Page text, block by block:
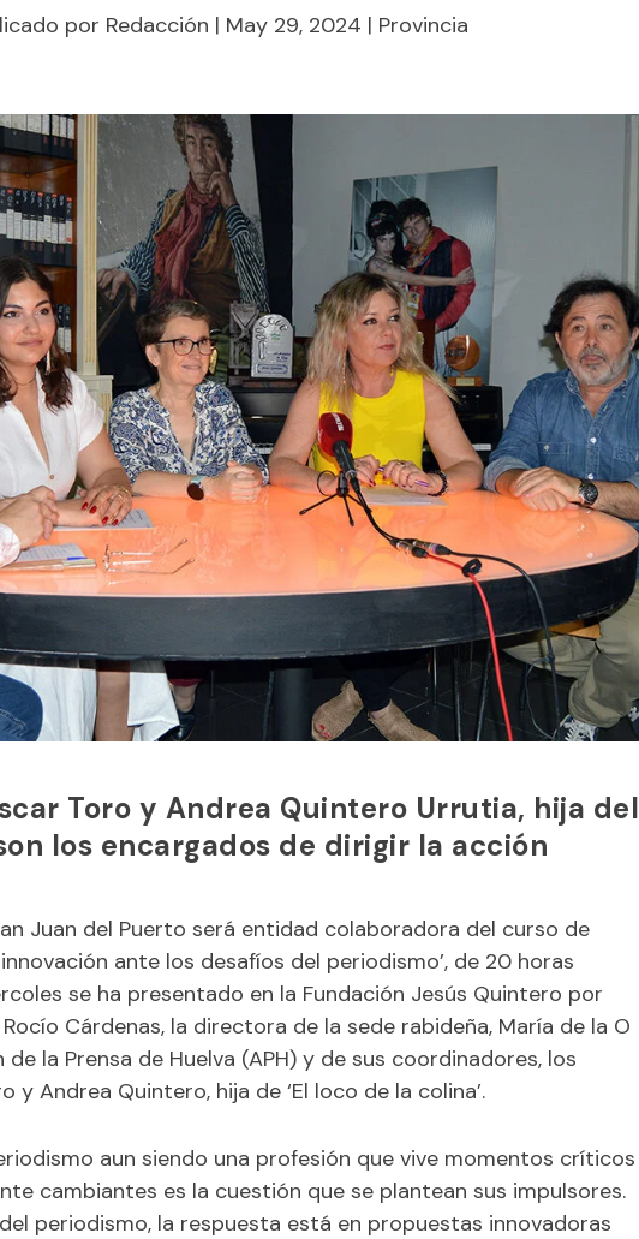
por Redacción | May 29, 2024 | Provincia
Toro y Andrea Quintero Urrutia, hija del
los encargados de dirigir la acción
Juan del Puerto será entidad colaboradora del curso de
innovación ante los desafíos del periodismo’, de 20 horas
se ha presentado en la Fundación Jesús Quintero por
Cárdenas, la directora de la sede rabideña, María de la O
la Prensa de Huelva (APH) y de sus coordinadores, los
y Andrea Quintero, hija de ‘El loco de la colina’.
aun siendo una profesión que vive momentos críticos
cambiantes es la cuestión que se plantean sus impulsores.
periodismo, la respuesta está en propuestas innovadoras